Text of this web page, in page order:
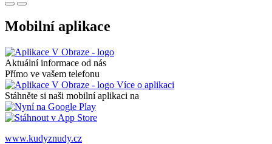
Mobilní aplikace
Aktuální informace od nás
Přímo ve vašem telefonu
Více o aplikaci
Stáhněte si naši mobilní aplikaci na
www.kudyznudy.cz